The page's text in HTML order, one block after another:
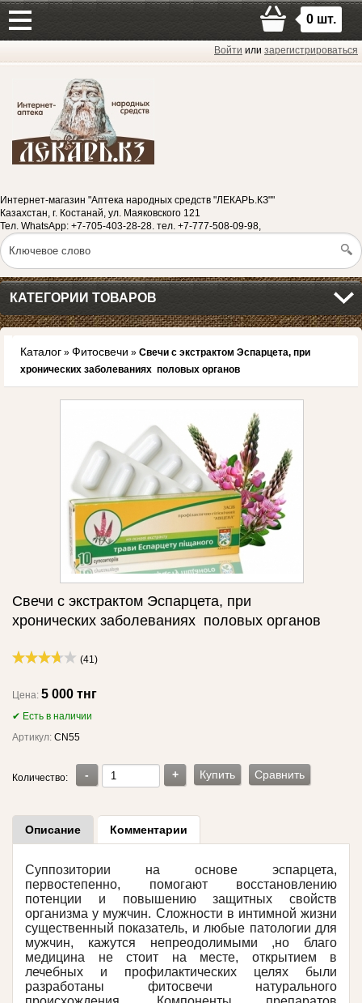
Войти или зарегистрироваться
Интернет-магазин "Аптека народных средств "ЛЕКАРЬ.КЗ""
Казахстан, г. Костанай, ул. Маяковского 121
Тел. WhatsApp: +7-705-403-28-28. тел. +7-777-508-09-98,
0 шт.
КАТЕГОРИИ ТОВАРОВ
Каталог » Фитосвечи » Свечи с экстрактом Эспарцета, при
хронических заболеваниях половых органов
Свечи с экстрактом Эспарцета, при
хронических заболеваниях половых органов
(41)
Цена: 5 000 тнг
✔ Есть в наличии
Артикул: CN55
Количество: +
- Купить Сравнить
Описание Комментарии
Суппозитории на основе эспарцета,
первостепенно, помогают восстановлению
потенции и повышению защитных свойств
организма у мужчин. Сложности в интимной жизни
существенный показатель, и любые патологии для
мужчин, кажутся непреодолимыми ,но благо
медицина не стоит на месте, открытием в
лечебных и профилактических целях были
разработаны фитосвечи натурального